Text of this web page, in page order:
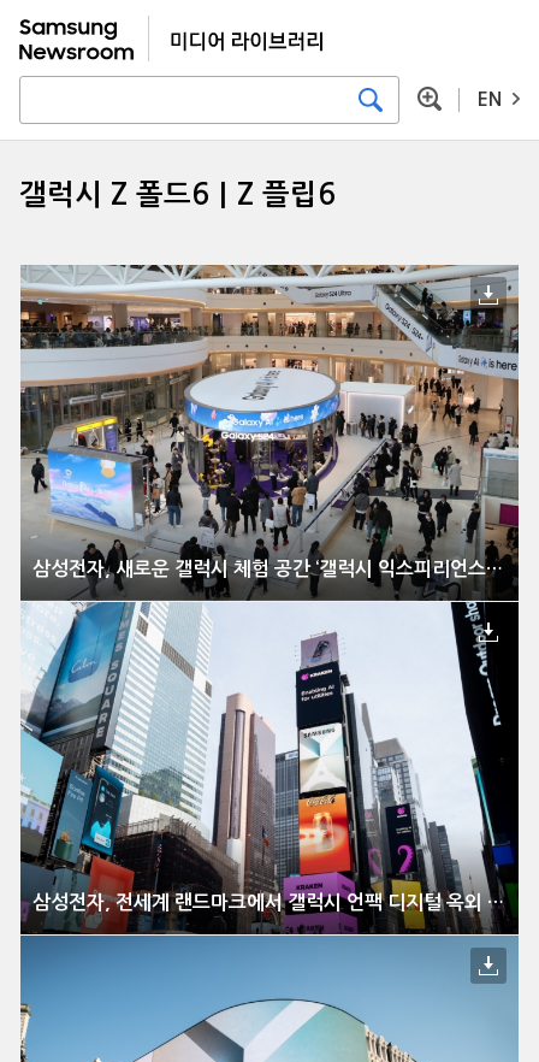
EN
갤럭시 Z 폴드6｜Z 플립6
삼성전자, 새로운 갤럭시 체험 공간 ‘갤럭시 익스피리언스 스페이스’ 글로벌 오픈
삼성전자, 전세계 랜드마크에서 갤럭시 언팩 디지털 옥외 광고 선보여